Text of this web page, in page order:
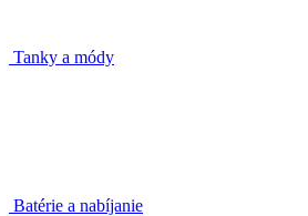
Tanky a módy
Batérie a nabíjanie